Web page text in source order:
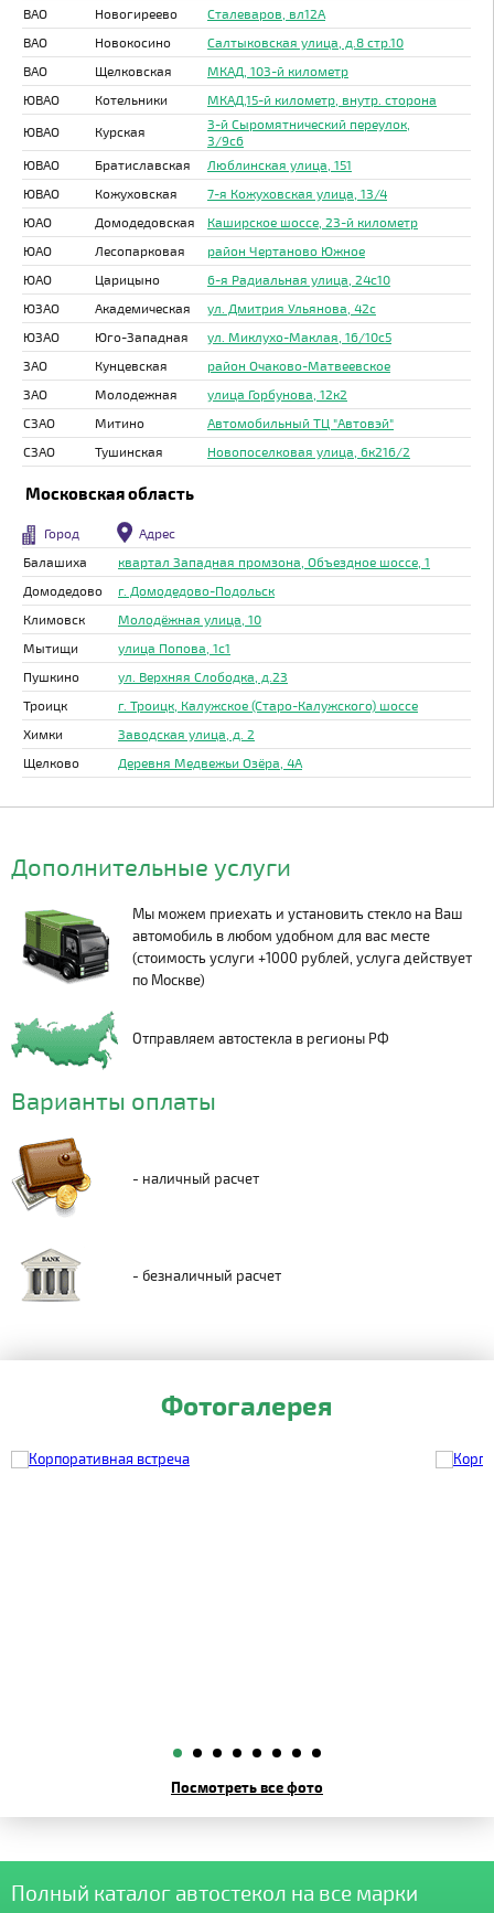
ВАО
Новогиреево
Сталеваров, вл12А
ВАО
Новокосино
Салтыковская улица, д.8 стр.10
ВАО
Щелковская
МКАД, 103-й километр
ЮВАО
Котельники МКАД,15-й километр, внутр. сторона
ЮВАО Курская
3-й Сыромятнический переулок,
3/9с6
ЮВАО
Братиславская
Люблинская улица, 151
ЮВАО
Кожуховская
7-я Кожуховская улица, 13/4
ЮАО
Домодедовская
Каширское шоссе, 23-й километр
ЮАО
Лесопарковая
район Чертаново Южное
ЮАО
Царицыно
6-я Радиальная улица, 24с10
ЮЗАО
Академическая
ул. Дмитрия Ульянова, 42с
ЮЗАО
Юго-Западная
ул. Миклухо-Маклая, 16/10с5
ЗАО
Кунцевская
район Очаково-Матвеевское
ЗАО
Молодежная
улица Горбунова, 12к2
СЗАО
Митино
Автомобильный ТЦ "Автовэй"
СЗАО
Тушинская Новопоселковая улица, 6к216/2
Московская область
Город
Адрес
Балашиха
квартал Западная промзона, Объездное шоссе, 1
Домодедово
г. Домодедово-Подольск
Климовск
Молодёжная улица, 10
Мытищи
улица Попова, 1с1
Пушкино
ул. Верхняя Слободка, д.23
Троицк
г. Троицк, Калужское (Старо-Калужского) шоссе
Химки
Заводская улица, д. 2
Щелково
Деревня Медвежьи Озёра, 4А
Дополнительные услуги
Мы можем приехать и установить стекло на Ваш
автомобиль в любом удобном для вас месте
(стоимость услуги +1000 рублей, услуга действует
по Москве)
Отправляем автостекла в регионы РФ
Варианты оплаты
- наличный расчет
- безналичный расчет
Фотогалерея
Посмотреть все фото
Полный каталог автостекол на все марки